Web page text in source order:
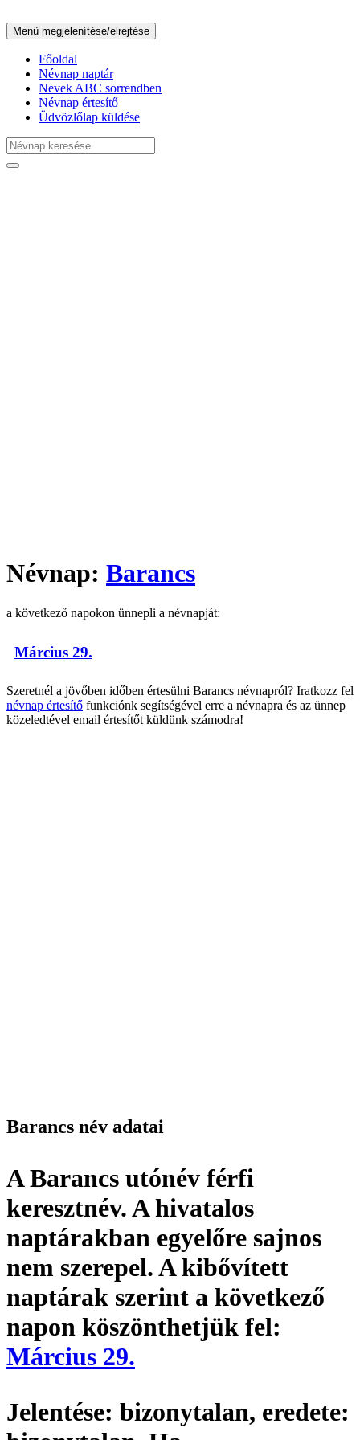
Menü megjelenítése/elrejtése
Főoldal
Névnap naptár
Nevek ABC sorrendben
Névnap értesítő
Üdvözlőlap küldése
Névnap: Barancs
a következő napokon ünnepli a névnapját:
Március 29.
Szeretnél a jövőben időben értesülni Barancs névnapról? Iratkozz fel
névnap értesítő funkciónk segítségével erre a névnapra és az ünnep
közeledtével email értesítőt küldünk számodra!
Barancs név adatai
A Barancs utónév férfi
keresztnév. A hivatalos
naptárakban egyelőre sajnos
nem szerepel. A kibővített
naptárak szerint a következő
napon köszönthetjük fel:
Március 29.
Jelentése: bizonytalan, eredete: